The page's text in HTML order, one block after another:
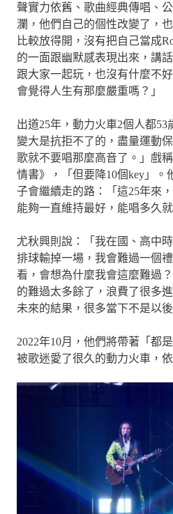
聲實力依舊、歌曲經典傳唱、
瀾，他們自己的個性改變了，
比較放得開，沒有把自己當成
的一面跟幽默感表現出來，講
跟大家一起玩，也沒有什麼不
會覺得人生有那麼嚴重嗎？」
出道25年，動力火車2個人都
變大是抗拒不了的，盡量運動
歌就不要唱那麼高音了。」戲
情書》，「但要降10個key」。
子會繼續走的路：「這25年來
能夠一直維持最好，能唱多久就
尤秋興則說：「我在國、高中
排球輸掉一場，我會難過一個
看，會想為什麼我會這麼難過
的難過太多餘了，浪費了很多
未來的結果，很多當下不是以後
2022年10月，他們將帶著「都
被歌迷愛了很久的動力火車，